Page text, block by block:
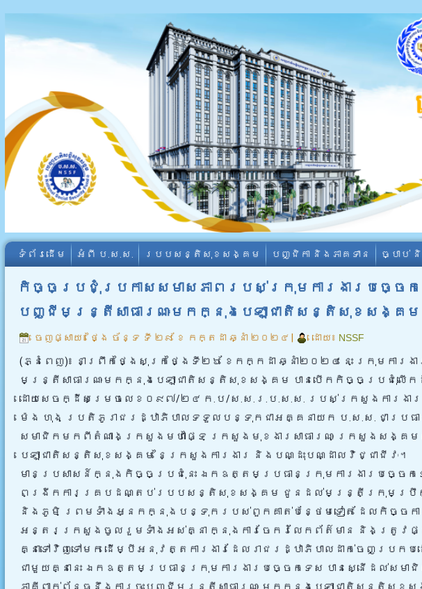
ទំព័រដើម អំពី​ ប.ស.ស. របបសន្តិសុខសង្គម បញ្ជិកា និងភាគទាន ច្បាប់
កិច្ចប្រជុំប្រកាសសមាសភាពរបស់ក្រុមការងារបច្ចេ
បញ្ជីមន្ត្រីសាធារណៈមកក្នុងបេឡាជាតិសន្តិសុខសង្គម
ចេញផ្សាយ៖ ថ្ងៃ ច័ន្ទ ទី ២៩ ខែ កក្តដា ឆ្នាំ ២០២៤ ដោយ៖ NSSF
(ភ្នំពេញ)៖ នាព្រឹកថ្ងៃសុក្រថ្ងៃទី២៦ ខែកក្កដា ឆ្នាំ២០២៤ នេះ ក្រុមកា
មន្ត្រីសាធារណៈមកក្នុងបេឡាជាតិសន្តិសុខសង្គម បានបើកកិច្ចប្រជុំល
ដោយសេចក្ដីសម្រេច លេខ០៩៧/២៤ ក.ប/ស.ស.រ.ប.ស.ស. របស់ក្រសួងការងា
ម៉េង ហុង ប្រតិភូរាជរដ្ឋាភិបាលទទួលបន្ទុកជាអគ្គនាយក ប.ស.ស. ជាប្រធា
សមាជិកមកពីតំណាងក្រសួងមហាផ្ទៃ ក្រសួងមុខងារសាធារណៈ ក្រសួងស
បេឡាជាតិសន្តិសុខសង្គម នៃក្រសួងការងារ និងបណ្ដុះបណ្ដាលវិជ្ជាជីវៈ។
មានប្រសាសន៍ក្នុងកិច្ចប្រជុំនេះ ឯកឧត្តមប្រធានក្រុមការងារបច្ចេកទេស
ពង្រីកការគ្របដណ្តប់របបសន្តិសុខសង្គម ជូនដល់មន្ត្រីក្រុមប្រឹក្ស
និងភូមិ ព្រមទាំងអ្នកក្នុងបន្ទុករបស់ពួកគាត់បន្ថែមទៀត ដែលកិច្ចការ
អន្តរក្រសួងចូលរួមទាំងអស់គ្នា ក្នុងការចែករំលែកព័ត៌មាន និងត្រូ
គ្នាទៅវិញទៅមក ដើម្បីអនុវត្តការងារដែលរាជរដ្ឋាភិបាលដាក់ចេញប្រ
ជាមួយគ្នានេះ ឯកឧត្តមប្រធានក្រុមការងារបច្ចេកទេស បានស្នើដល់ស